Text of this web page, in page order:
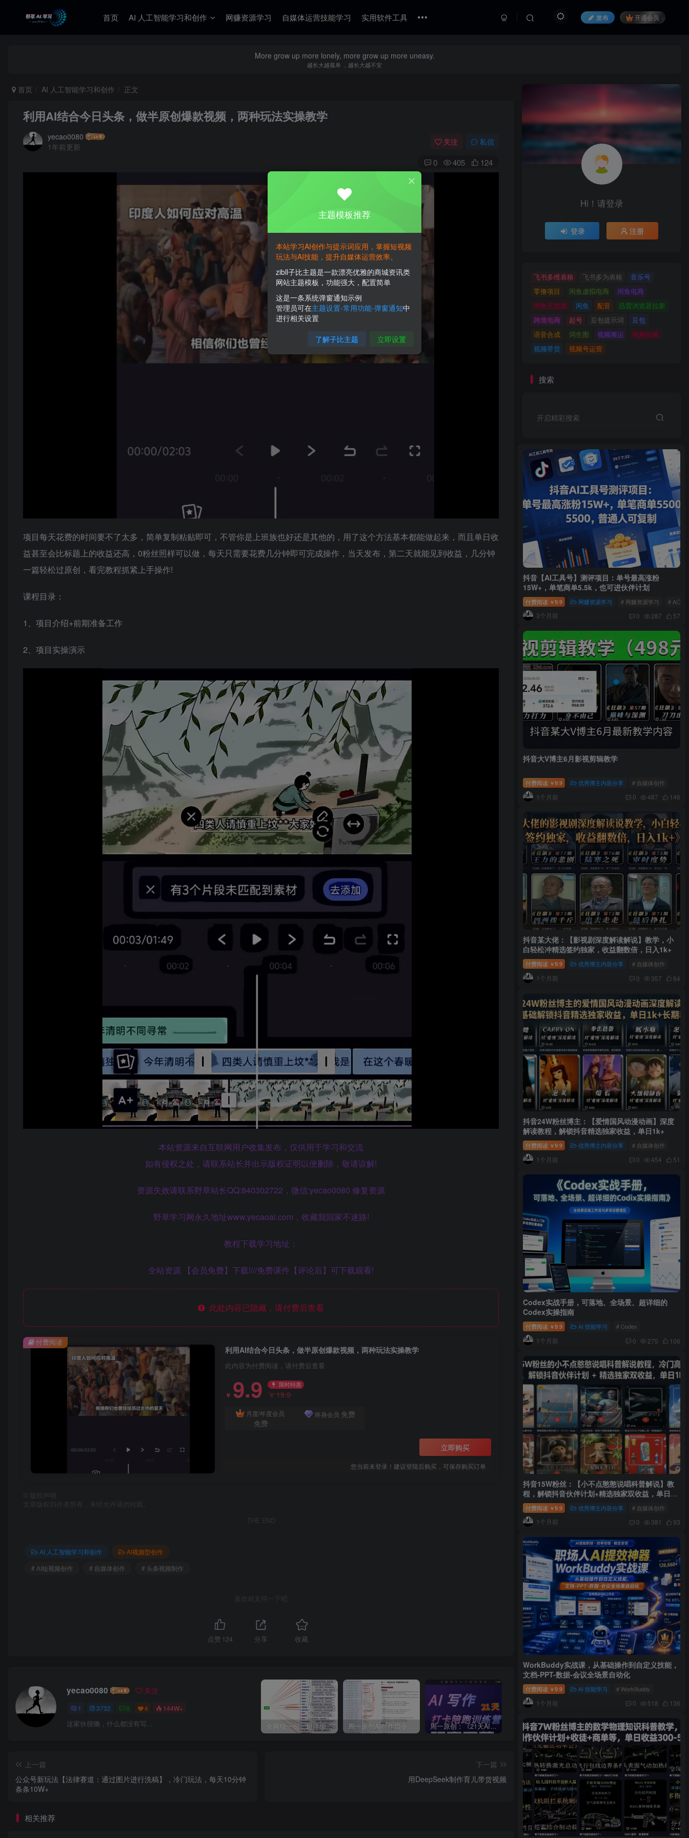
首页 AI 人工智能学习和创作 网赚资源学习 自媒体运营技能学习 实用软件工具 发布 开通会员
More grow up more lonely, more grow up more uneasy.
越长大越孤单 ，越长大越不安
首页 AI 人工智能学习和创作 正文
利用AI结合今日头条，做半原创爆款视频，两种玩法实操教学
yecao0080
1年前更新
关注 私信
0 405 124
项目每天花费的时间要不了太多，简单复制粘贴即可，不管你是上班族也好还是其他的，用了这个方法基本都能做起来，而且单日收
益甚至会比标题上的收益还高，0粉丝照样可以做，每天只需要花费几分钟即可完成操作，当天发布，第二天就能见到收益，几分钟
一篇轻松过原创，看完教程抓紧上手操作!
课程目录：
1、项目介绍+前期准备工作
2、项目实操演示
本站资源来自互联网用户收集发布，仅供用于学习和交流
如有侵权之处，请联系站长并出示版权证明以便删除，敬请谅解!
资源失效请联系野草站长QQ:840302722，微信:yecao0080 修复资源
野草学习网永久地址www.yecaoai.com，收藏我回家不迷路!
教程下载学习地址：
全站资源 【会员免费】下载!///免费课件【评论后】可下载观看!
此处内容已隐藏，请付费后查看
利用AI结合今日头条，做半原创爆款视频，两种玩法实操教学
此内容为付费阅读，请付费后查看
￥ 9.9 限时特惠
￥19.9
月度/年度会员
免费
终身会员 免费
立即购买
您当前未登录！建议登陆后购买，可保存购买订单
付费阅读
版权声明
文章版权归作者所有，未经允许请勿转载。
THE END
AI 人工智能学习和创作
AI视频型创作
# AI短视频创作
# 自媒体创作 # 头条视频制作
喜欢就支持一下吧
点赞 124 分享 收藏
yecao0080 关注
1 3732 0 4 144W+
这家伙很懒，什么都没有写... 全网独一份：超详细的40+个自媒体赛道领域解析手册，让你的内容创作不再局限！ 周一原创AI创作指令词：30+个领域赛道的创作提示词集合 周一原创：《21天AI写作打卡陪跑训练营》全部内容讲解！（网站会员免费学习…） 小说推文：曼波推文玩法，起号快，流量猛，一天收益1k+ “不略”爆火简笔画书单号项目拆解，利用AI快速制作简笔画书单视频
上一篇
公众号新玩法【法律赛道：通过图片进行洗稿】，冷门玩法，每天10分钟
条条10W+
下一篇
用DeepSeek制作育儿带货视频
相关推荐
Hi！请登录
登录 注册
飞书多维表格 飞书多为表格
音乐号
零撸项目
闲鱼虚拟电商
闲鱼电商
闲鱼无货源
闲鱼 配音
迅雷浏览器拉新
跨境电商
起号 豆包提示词
豆包
语音合成
词生图 视频搬运
视频拍摄
视频带货
视频号运营
搜索
开启精彩搜索
抖音【AI工具号】测评项目：单号最高涨粉
15W+，单笔商单5.5k，也可进伙伴计划
付费阅读 ￥9.9 网赚资源学习 # 网赚资源学习 # AI工
3个月前 0 287 57
抖音大V博主6月影视剪辑教学
付费阅读 ￥9.9 优秀博主内容分享 # 自媒体创作
1个月前 0 487 146
抖音某大佬：【影视剧深度解读解说】教学，小
白轻松冲精选签约独家，收益翻数倍，日入1k+
付费阅读 ￥9.9 优秀博主内容分享 # 自媒体创作
1个月前 0 357 64
抖音24W粉丝博主：【爱情国风动漫动画】深度
解读教程，解锁抖音精选独家收益，单日1k+
付费阅读 ￥9.9 优秀博主内容分享 # 自媒体创作
1个月前 0 454 51
Codex实战手册，可落地、全场景、超详细的
Codex实操指南
付费阅读 ￥9.9 AI 技能学习 # Codex
1个月前 0 275 106
抖音15W粉丝：【小不点憨憨说唱科普解说】教
程，解锁抖音伙伴计划+精选独家双收益，单日
1k+
付费阅读 ￥9.9 优秀博主内容分享 # 自媒体创作
1个月前 0 381 93
WorkBuddy实战课，从基础操作到自定义技能，
文档-PPT-数据-会议全场景自动化
付费阅读 ￥9.9 AI 技能学习 # WorkBuddy
1个月前 0 518 136
主题模板推荐
本站学习AI创作与提示词应用，掌握短视频
玩法与AI技能，提升自媒体运营效率。
zibll子比主题是一款漂亮优雅的商城资讯类
网站主题模板，功能强大，配置简单
这是一条系统弹窗通知示例
管理员可在主题设置-常用功能-弹窗通知中
进行相关设置
了解子比主题 立即设置